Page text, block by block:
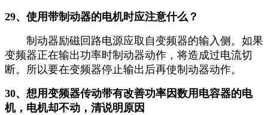
29、使用带制动器的电机时应注意什么？
制动器励磁回路电源应取自变频器的输入侧。如果
变频器正在输出功率时制动器动作，将造成过电流切
断。所以要在变频器停止输出后再使制动器动作。
30、想用变频器传动带有改善功率因数用电容器的电
机，电机却不动，清说明原因